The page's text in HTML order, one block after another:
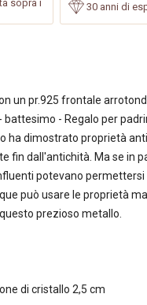
sopra i
30 anni di
un pr.925 frontale
battesimo - Regalo per
ha dimostrato proprietà
fin dall'antichità. Ma se in
potevano permettersi
può usare le proprietà
prezioso metallo.
di cristallo 2,5 cm